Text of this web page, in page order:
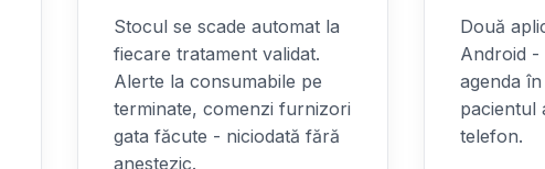
Stocul se scade automat la
fiecare tratament validat.
Alerte la consumabile pe
terminate, comenzi furnizori
gata făcute - niciodată fără
anestezic.
Două
Android -
agenda
pacientul
telefon.